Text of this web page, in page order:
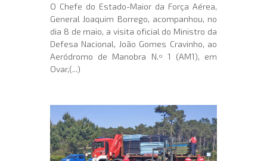
O Chefe do Estado-Maior da Força Aérea,
General Joaquim Borrego, acompanhou, no
dia 8 de maio, a visita oficial do Ministro da
Defesa Nacional, João Gomes Cravinho, ao
Aeródromo de Manobra N.º 1 (AM1), em
Ovar,(...)